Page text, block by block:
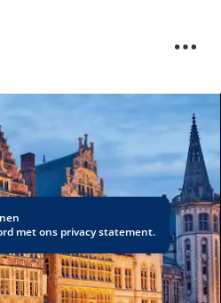
met ons privacy statement.